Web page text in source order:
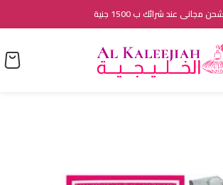
شحن مجانى عند شرائك ب 1500 جنية